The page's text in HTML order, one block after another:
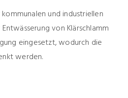
und industriellen
von Klärschlamm
eingesetzt, wodurch die
werden.